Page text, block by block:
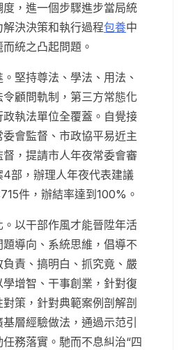
，進一個步驟進步當局統
決決策和執行過程包養中
統之凸起問題。
堅持尊法、學法、用法、
顧問軌制，第三方常態化
執法單位全覆蓋。自覺接
會監督、市政協平易近主
，提請市人年夜常委會審
部，辦理人年夜代表建議
件，辦結率達到100%。
以干部作風才能晉陞年活
導向、系統思維，倡導不
負責、搞明白、抓究竟、嚴
增智、干事創業，針對復
策，針對典範案例剖解剖
層經驗做法，通過示范引
務落實。馳而不息糾治“四